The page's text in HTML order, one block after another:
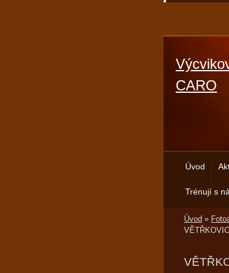
CARO
Úvod
Trénují s
Úvod »